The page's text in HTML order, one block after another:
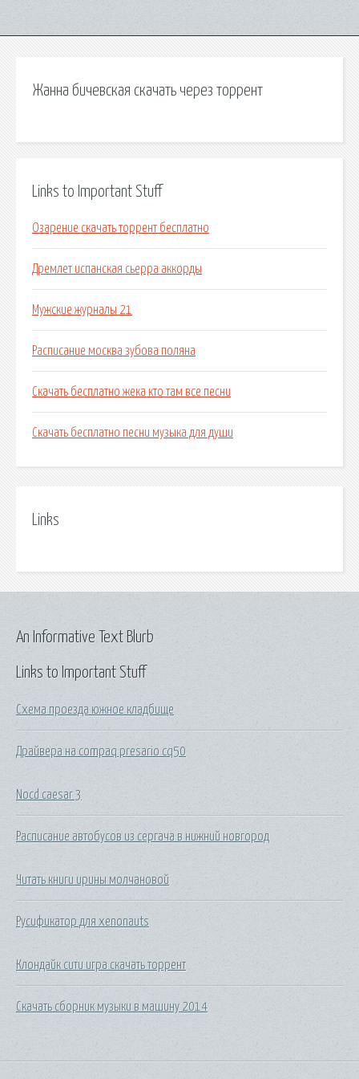
Жанна бичевская скачать через торрент
Links to Important Stuff
Озарение скачать торрент бесплатно
Дремлет испанская сьерра аккорды
Мужские журналы 21
Расписание москва зубова поляна
Скачать бесплатно жека кто там все песни
Скачать бесплатно песни музыка для души
Links
Links to Important Stuff
Схема проезда южное кладбище
Драйвера на compaq presario cq50
Nocd caesar 3
Расписание автобусов из сергача в нижний новгород
Читать книги ирины молчановой
Русификатор для xenonauts
Клондайк сити игра скачать торрент
Скачать сборник музыки в машину 2014
An Informative Text Blurb